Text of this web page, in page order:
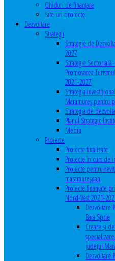
Ghiduri de finanţare
Site-uri proiecte
Dezvoltare
Strategii
Strategie de
2027
Strategie Sectorială
Promovarea
2021-2027
Strategia
Maramureș pentru
Strategia de
Planul Strategic
Mediu
Proiecte
Proiecte finalizate
Proiecte în curs de
Proiecte pentru
maramureşean
Proiecte finanțate
Nord-Vest 2021-
Dezvoltare
Baia Sprie
Creare și
județul
Dezvoltare